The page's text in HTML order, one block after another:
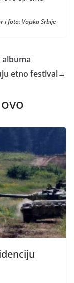
i foto: Vojska Srbije
albuma
etno festival→